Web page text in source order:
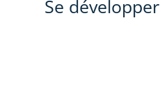
Se développer